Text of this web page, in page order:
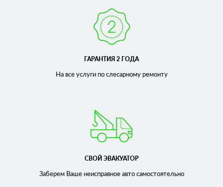
ГАРАНТИЯ 2 ГОДА
На все услуги по слесарномуремонту
СВОЙ ЭВАКУАТОР
Заберем Ваше неисправноеавто самостоятельно